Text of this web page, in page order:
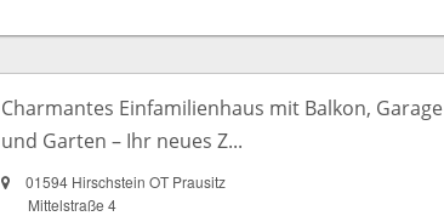
Charmantes Einfamilienhaus mit Balkon, Garage
und Garten – Ihr neues Z...
01594 Hirschstein OT Prausitz
Mittelstraße 4